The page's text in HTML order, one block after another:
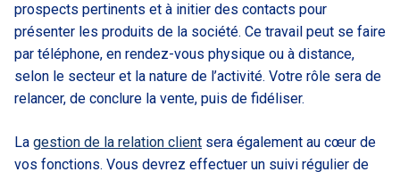
prospects pertinents et à initier des contacts pour
présenter les produits de la société. Ce travail peut se faire
par téléphone, en rendez-vous physique ou à distance,
selon le secteur et la nature de l’activité. Votre rôle sera de
relancer, de conclure la vente, puis de fidéliser.
La gestion de la relation client sera également au cœur de
vos fonctions. Vous devrez effectuer un suivi régulier de